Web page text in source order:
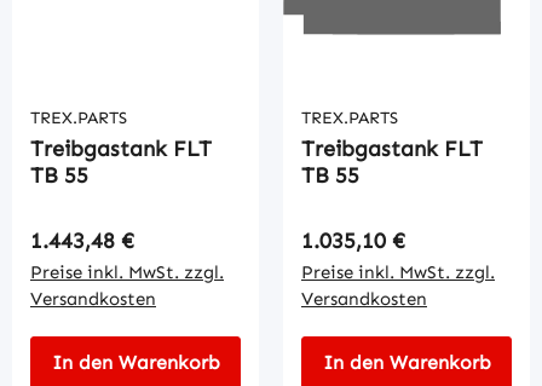
TREX.PARTS
Treibgastank FLT
TB 55
Regulärer Preis:
1.443,48 €
Preise inkl. MwSt. zzgl.
Versandkosten
In den Warenkorb
TREX.PARTS
Treibgastank FLT
TB 55
Regulärer Preis:
1.035,10 €
Preise inkl. MwSt. zzgl.
Versandkosten
In den Warenkorb